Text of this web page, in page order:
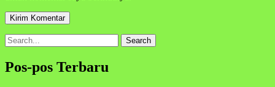
Search
for:
Pos-pos Terbaru